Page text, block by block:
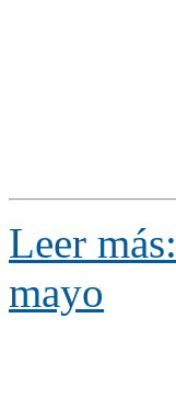
Leer
mayo